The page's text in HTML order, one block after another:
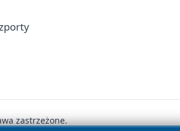
zastrzeżone.